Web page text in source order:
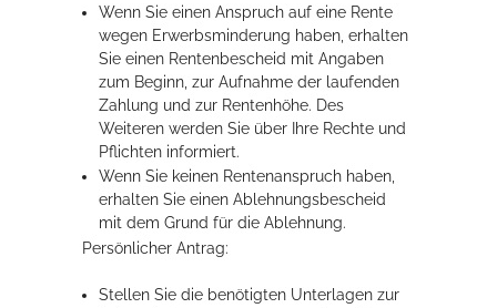
Wenn Sie einen Anspruch auf eine Rente
wegen Erwerbsminderung haben, erhalten
Sie einen Rentenbescheid mit Angaben
zum Beginn, zur Aufnahme der laufenden
Zahlung und zur Rentenhöhe. Des
Weiteren werden Sie über Ihre Rechte und
Pflichten informiert.
Wenn Sie keinen Rentenanspruch haben,
erhalten Sie einen Ablehnungsbescheid
mit dem Grund für die Ablehnung.
Persönlicher Antrag:
Stellen Sie die benötigten Unterlagen zur